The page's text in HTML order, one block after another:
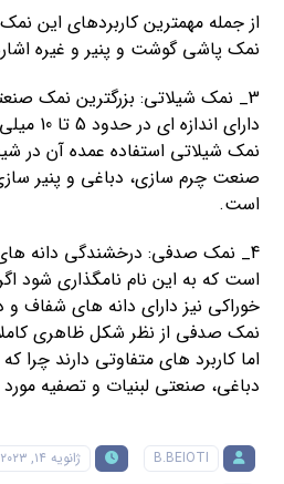
از جمله مهمترین کاربردهای این
نمک پاشی گوشت و پنیر و غیره
3_ نمک شیلاتی: بزرگترین نمک
دارای
نمک شیلاتی استفاده عمده آن در
صنعت چرم سازی، دباغی و پنیر
است.
4_ نمک صدفی: درخشندگی دانه
است که به این نام نامگذاری شود
خوراکی نیز دارای دانه های شفاف
نمک صدفی از نظر شکل ظاهری
اما کاربرد های متفاوتی دارند
دباغی، صنعتی لبنیات و تصفیه مورد
B.BEIOTI
ژانویه ۱۴, ۲۰۲۳